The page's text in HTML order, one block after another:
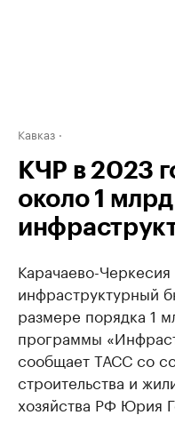
Кавказ
КЧР в 2023
около 1
Карачаево-
инфраструктурный
размере порядка 1
программы
сообщает ТАСС со
строительства и
хозяйства РФ Юрия